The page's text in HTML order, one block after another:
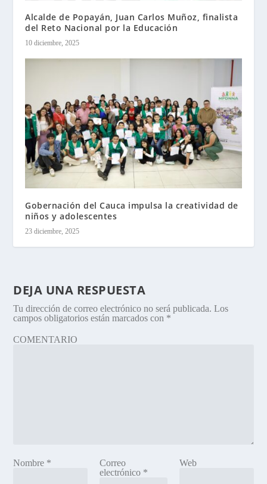
Alcalde de Popayán, Juan Carlos Muñoz, finalista
del Reto Nacional por la Educación
10 diciembre, 2025
Gobernación del Cauca impulsa la creatividad de
niños y adolescentes
23 diciembre, 2025
DEJA UNA RESPUESTA
Tu dirección de correo electrónico no será publicada. Los
campos obligatorios están marcados con *
COMENTARIO
Nombre *
Correo
electrónico *
Web